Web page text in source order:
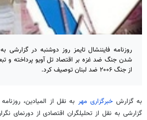
روزنامه فایننشال تایمز روز دوشنبه در گزارشی
شدن جنگ ضد غزه بر اقتصاد تل آویو پرداخته و
از جنگ ۲۰۰۶ ضد لبنان توصیف کرد.
به گزارش خبرگزاری مهر به نقل از المیادین،
گزارشی به نقل از تحلیلگران اقتصادی از دورنمای